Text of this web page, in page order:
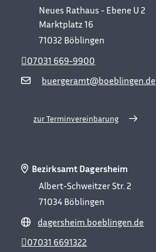
Neues Rathaus - Ebene U 2
Marktplatz 16
71032 Böblingen
buergeramt@boeblingen.de
07031 669-9900
zur Terminvereinbarung
Bezirksamt Dagersheim
Albert-Schweitzer Str. 2
71034 Böblingen
dagersheim.boeblingen.de
07031 6691322